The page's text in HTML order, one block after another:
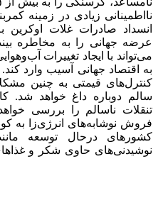
نااطمینانی زیادی در زمینه
انسداد صادرات غلات
عرضه جهانی را به مخاطره
به اقتصاد جهانی آسیب وارد
کنترل‌‌‌های قیمتی به چنین
سالم دوباره داغ خواهد شد.
تنقلات ناسالم را بررسی
فروش نوشابه‌‌‌های انرژی‌‌‌زا به
کشورهای درحال توسعه
نوشیدنی‌‌‌های حاوی شکر و